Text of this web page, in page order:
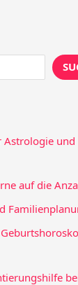
Astrologie und
auf die